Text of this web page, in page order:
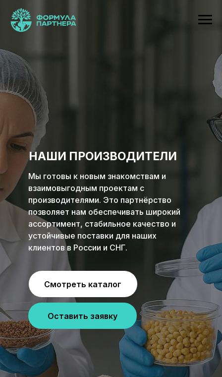
Мы готовы к новым знакомствам и
взаимовыгодным проектам с
производителями. Это партнёрство
позволяет нам обеспечивать широкий
ассортимент, стабильное качество и
устойчивые поставки для наших
клиентов в России и СНГ.
Смотреть каталог
Оставить заявку
НАШИ ПРОИЗВОДИТЕЛИ